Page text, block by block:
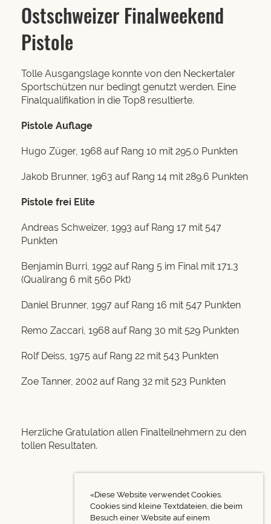
«Diese Website verwendet Cookies.
Cookies sind kleine Textdateien, die beim
Besuch einer Website auf einem
Ostschweizer Finalweekend
Pistole
Tolle Ausgangslage konnte von den Neckertaler
Sportschützen nur bedingt genutzt werden. Eine
Finalqualifikation in die Top8 resultierte.
Pistole Auflage
Hugo Züger, 1968 auf Rang 10 mit 295.0 Punkten
Jakob Brunner, 1963 auf Rang 14 mit 289.6 Punkten
Pistole frei Elite
Andreas Schweizer, 1993 auf Rang 17 mit 547
Punkten
Benjamin Burri, 1992 auf Rang 5 im Final mit 171.3
(Qualirang 6 mit 560 Pkt)
Daniel Brunner, 1997 auf Rang 16 mit 547 Punkten
Remo Zaccari, 1968 auf Rang 30 mit 529 Punkten
Rolf Deiss, 1975 auf Rang 22 mit 543 Punkten
Zoe Tanner, 2002 auf Rang 32 mit 523 Punkten
Herzliche Gratulation allen Finalteilnehmern zu den
tollen Resultaten.